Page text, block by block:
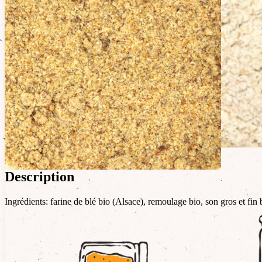
Description
Ingrédients: farine de blé bio (Alsace), remoulage bio, son gros et fin